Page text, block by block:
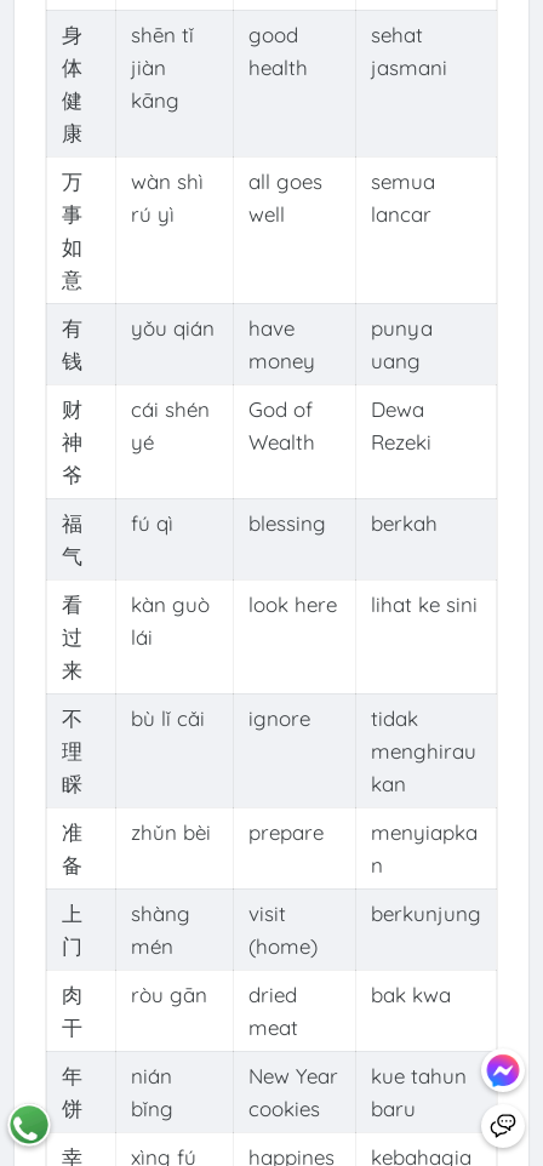
身
体
健
康
shēn tǐ
jiàn
kāng
good
health
sehat
jasmani
万
事
如
意
wàn shì
rú yì
all goes
well
semua
lancar
有
钱
yǒu qián
have
money
punya
uang
财
神
爷
cái shén
yé
God of
Wealth
Dewa
Rezeki
福
气
fú qì blessing berkah
看
过
来
kàn guò
lái
look here lihat ke sini
不
理
睬
bù lǐ cǎi ignore
tidak
menghirau
kan
准
备
zhǔn bèi prepare
menyiapka
n
上
门
shàng
mén
visit
(home)
berkunjung
肉
干
ròu gān
dried
meat
bak kwa
年
饼
nián
bǐng
New Year
cookies
kue tahun
baru
幸
xìng fú happines kebahagia